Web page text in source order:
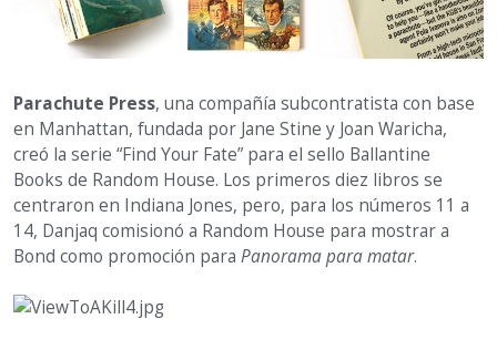
Parachute Press, una compañía subcontratista con base
en Manhattan, fundada por Jane Stine y Joan Waricha,
creó la serie “Find Your Fate” para el sello Ballantine
Books de Random House. Los primeros diez libros se
centraron en Indiana Jones, pero, para los números 11 a
14, Danjaq comisionó a Random House para mostrar a
Bond como promoción para Panorama para matar.